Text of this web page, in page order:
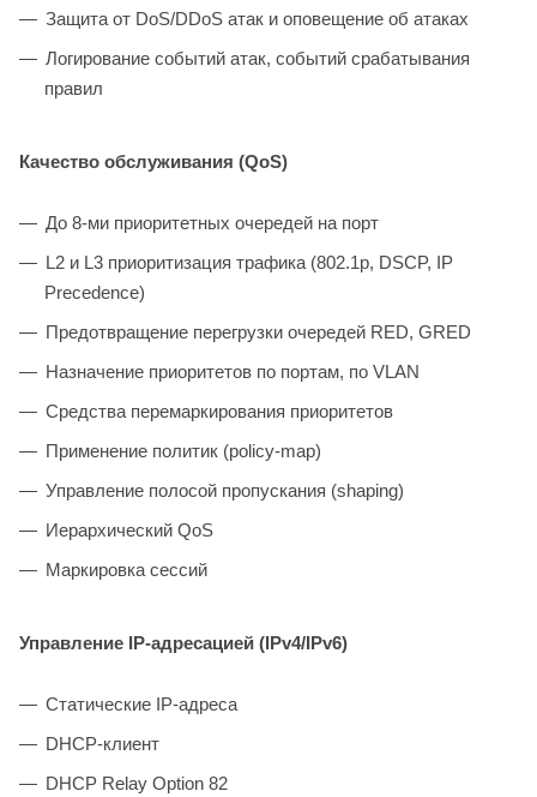
Защита от DoS/DDoS атак и оповещение об атаках
Логирование событий атак, событий срабатывания
правил
Качество обслуживания (QoS)
До 8-ми приоритетных очередей на порт
L2 и L3 приоритизация трафика (802.1p, DSCP, IP
Precedence)
Предотвращение перегрузки очередей RED, GRED
Назначение приоритетов по портам, по VLAN
Средства перемаркирования приоритетов
Применение политик (policy-map)
Управление полосой пропускания (shaping)
Иерархический QоS
Маркировка сессий
Управление IP-адресацией (IPv4/IPv6)
Статические IP-адреса
DHCP-клиент
DHCP Relay Option 82